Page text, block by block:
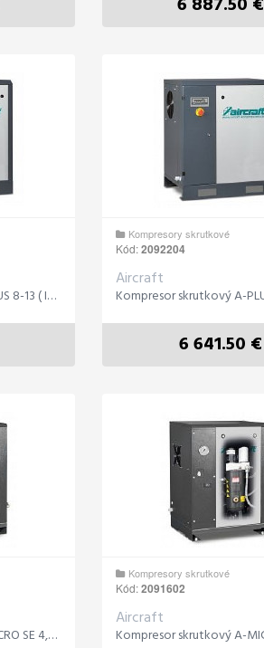
Kompresor skrutkový A-PLUS 8-13 ( IE 3 )
Kompresory skrutkové
Kód:2092204
Aircraft
6 641.50 €
Kompresor skrutkový A-MICRO SE 4,0-10 ( IE3 )
Kompresory skrutkové
Kód:2091602
Aircraft